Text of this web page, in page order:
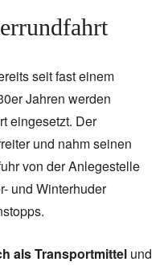
seit fast einem
Jahren werden
eingesetzt. Der
und nahm seinen
von der Anlegestelle
und Winterhuder
als Transportmittel und